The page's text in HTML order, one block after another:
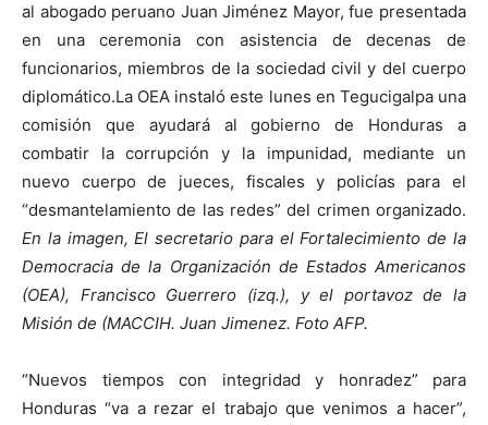
al abogado peruano Juan Jiménez Mayor, fue presentada
en una ceremonia con asistencia de decenas de
funcionarios, miembros de la sociedad civil y del cuerpo
diplomático.La OEA instaló este lunes en Tegucigalpa una
comisión que ayudará al gobierno de Honduras a
combatir la corrupción y la impunidad, mediante un
nuevo cuerpo de jueces, fiscales y policías para el
“desmantelamiento de las redes” del crimen organizado.
En la imagen, El secretario para el Fortalecimiento de la
Democracia de la Organización de Estados Americanos
(OEA), Francisco Guerrero (izq.), y el portavoz de la
Misión de (MACCIH. Juan Jimenez. Foto AFP.
“Nuevos tiempos con integridad y honradez” para
Honduras “va a rezar el trabajo que venimos a hacer”,